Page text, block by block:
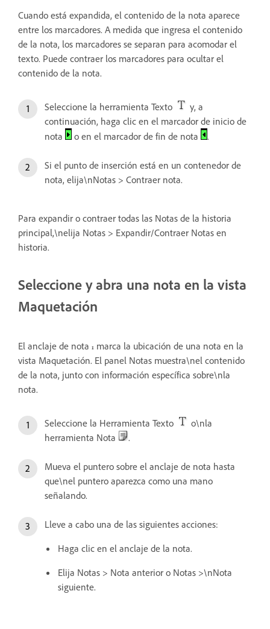
Cuando está expandida, el contenido de la nota aparece
entre los marcadores. A medida que ingresa el contenido
de la nota, los marcadores se separan para acomodar el
texto. Puede contraer los marcadores para ocultar el
contenido de la nota.
Seleccione la herramienta Texto
y, a
continuación, haga clic en el marcador de inicio de
nota
o en el marcador de fin de nota .
Si el punto de inserción está en un contenedor de
nota, elija\nNotas > Contraer nota.
Para expandir o contraer todas las Notas de la historia
principal,\nelija Notas > Expandir/Contraer Notas en
historia.
Seleccione y abra una nota en la vista
Maquetación
El anclaje de nota
marca la ubicación de una nota en la
vista Maquetación. El panel Notas muestra\nel contenido
de la nota, junto con información específica sobre\nla
nota.
Seleccione la Herramienta Texto
o\nla
herramienta Nota
.
Mueva el puntero sobre el anclaje de nota hasta
que\nel puntero aparezca como una mano
señalando.
Lleve a cabo una de las siguientes acciones:
Haga clic en el anclaje de la nota.
Elija Notas > Nota anterior o Notas >\nNota
siguiente.